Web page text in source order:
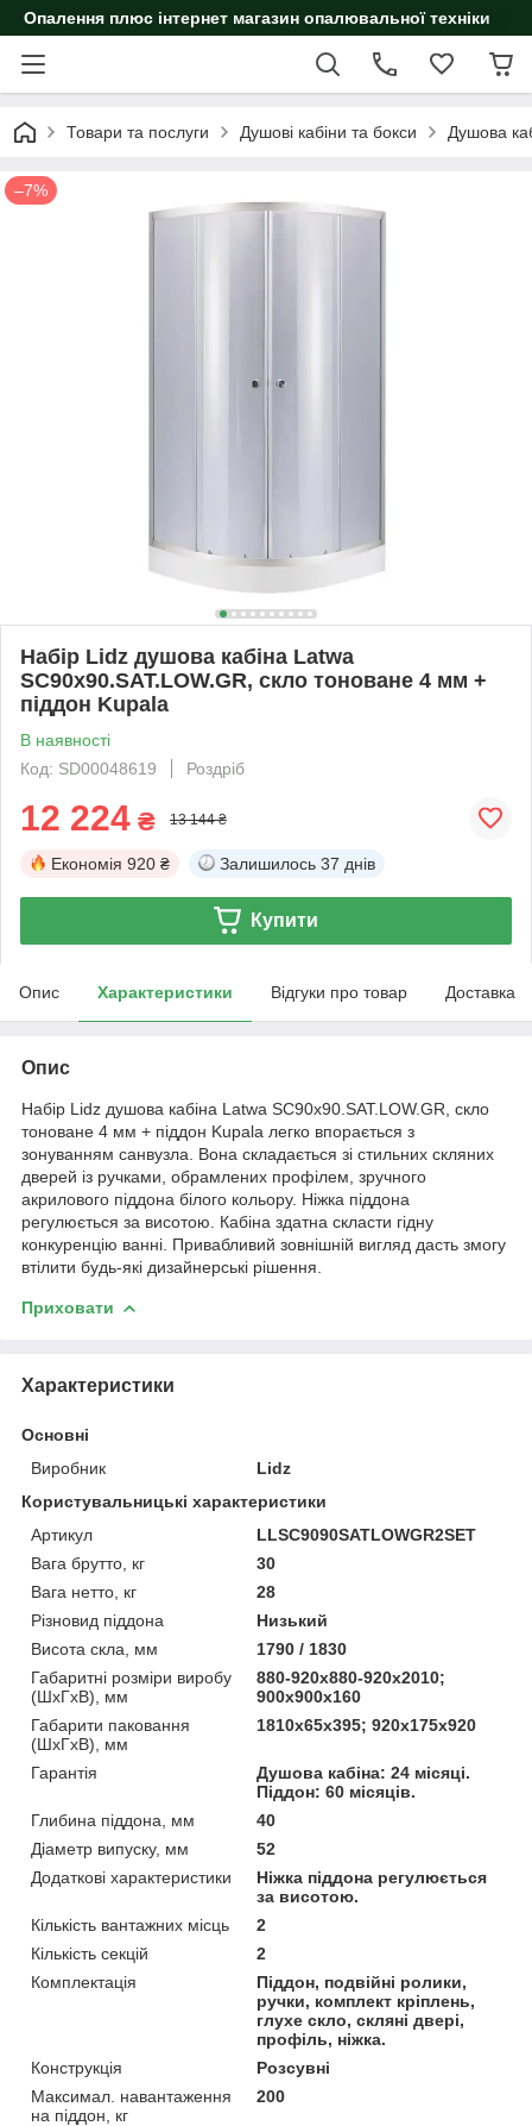
Опалення плюс інтернет магазин опалювальної техніки
Товари та послуги Душові кабіни та бокси Душова
–7%
Набір Lidz душова кабіна Latwa
SC90x90.SAT.LOW.GR, скло тоноване 4 мм +
піддон Kupala
В наявності
Код: SD00048619
Роздріб
12 224 ₴ 13 144 ₴
Економія 920 ₴ Залишилось 37 днів
Купити
Опис Характеристики Відгуки про товар Доставка
Опис
Набір Lidz душова кабіна Latwa SC90x90.SAT.LOW.GR, скло
тоноване 4 мм + піддон Kupala легко впорається з
зонуванням санвузла. Вона складається зі стильних скляних
дверей із ручками, обрамлених профілем, зручного
акрилового піддона білого кольору. Ніжка піддона
регулюється за висотою. Кабіна здатна скласти гідну
конкуренцію ванні. Привабливий зовнішній вигляд дасть змогу
втілити будь-які дизайнерські рішення.
Приховати
Характеристики
Основні
Виробник
Lidz
Користувальницькі характеристики
Артикул
LLSC9090SATLOWGR2SET
Вага брутто, кг
30
Вага нетто, кг
28
Різновид піддона
Низький
Висота скла, мм
1790 / 1830
Габаритні розміри виробу
(ШхГхВ), мм
880-920х880-920х2010;
900х900х160
Габарити паковання
(ШхГхВ), мм
1810х65х395; 920х175х920
Гарантія
Душова кабіна: 24 місяці.
Піддон: 60 місяців.
Глибина піддона, мм
40
Діаметр випуску, мм
52
Додаткові характеристики
Ніжка піддона регулюється
за висотою.
Кількість вантажних місць
2
Кількість секцій
2
Комплектація
Піддон, подвійні ролики,
ручки, комплект кріплень,
глухе скло, скляні двері,
профіль, ніжка.
Конструкція
Розсувні
Максимал. навантаження
на піддон, кг
200